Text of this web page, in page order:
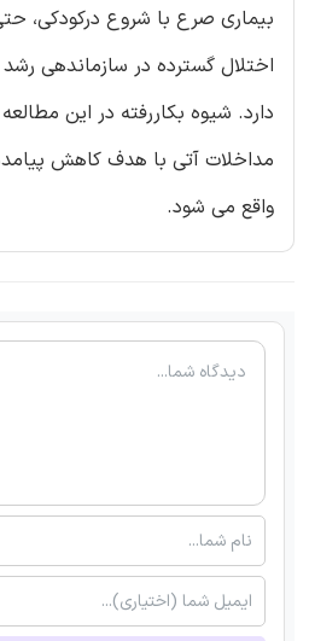
بیماری صرع با شروع درکودکی،
اختلال گسترده در سازماندهی
دارد. شیوه بکاررفته در این
مداخلات آتی با هدف کاهش
واقع می شود.